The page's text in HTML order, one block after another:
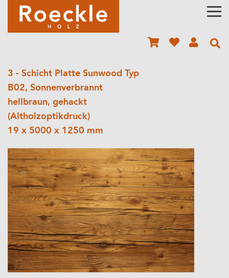
3 - Schicht Platte Sunwood Typ
B02, Sonnenverbrannt
hellbraun, gehackt
(Altholzoptikdruck)
19 x 5000 x 1250 mm